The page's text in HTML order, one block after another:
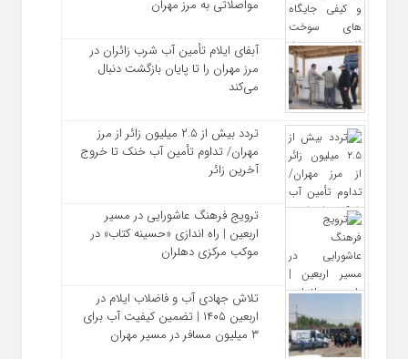
مواصلاتی به مرز مهران
آبفای ایلام تأمین آب شرب زائران در
مرز مهران را تا پایان بازگشت دنبال
می‌کند
تردد بیش از ۲.۵ میلیون زائر از مرز
مهران/ تداوم تأمین آب خنک تا خروج
آخرین زائر
ترویج فرهنگ عاشورایی در مسیر
اربعین | راه‌ اندازی «حسینه کتاب» در
موکب مرکزی دهلران
تلاش جهادی آب و فاضلاب ایلام در
اربعین ۱۴۰۵ | تضمین کیفیت آب برای
۳ میلیون مسافر در مسیر مهران